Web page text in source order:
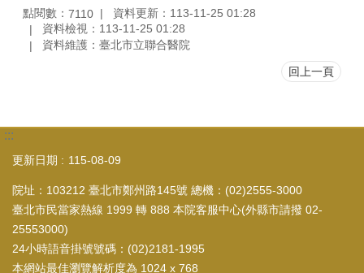
點閱數： 7110
資料更新：113-11-25 01:28
資料檢視：113-11-25 01:28
資料維護：臺北市立聯合醫院
回上一頁
:::
更新日期 115-08-09
院址：103212 臺北市鄭州路145號 總機：(02)2555-3000
臺北市民當家熱線 1999 轉 888 本院客服中心(外縣市請撥 02-
25553000)
24小時語音掛號號碼：(02)2181-1995
本網站最佳瀏覽解析度為 1024 x 768